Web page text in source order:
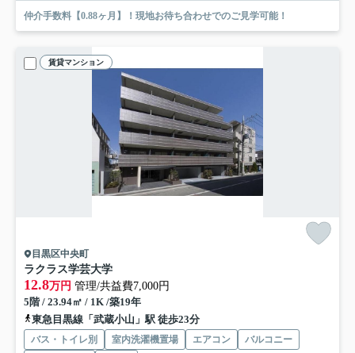
仲介手数料【0.88ヶ月】！現地お待ち合わせでのご見学可能！
賃貸マンション
目黒区中央町
ラクラス学芸大学
12.8万円 管理/共益費7,000円
5階 / 23.94㎡ / 1K /築19年
東急目黒線「武蔵小山」駅 徒歩23分
バス・トイレ別 室内洗濯機置場 エアコン
バルコニー